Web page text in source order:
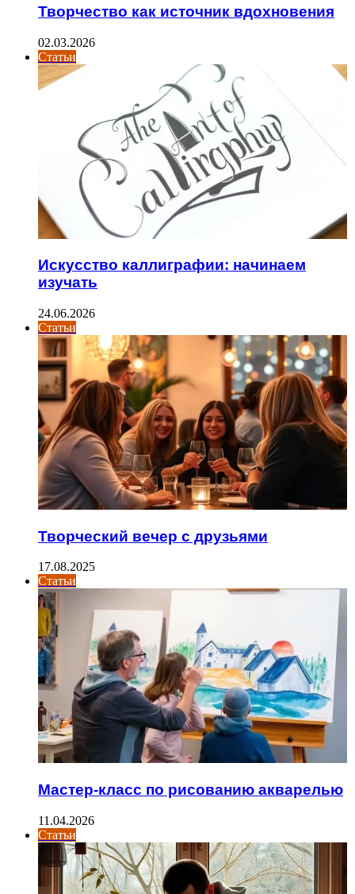
Творчество как источник вдохновения
02.03.2026
Статьи
Искусство каллиграфии: начинаем
изучать
24.06.2026
Статьи
Творческий вечер с друзьями
17.08.2025
Статьи
Мастер-класс по рисованию акварелью
11.04.2026
Статьи